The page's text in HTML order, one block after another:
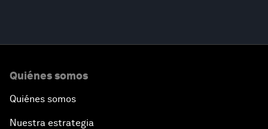
Quiénes somos
Quiénes somos
Nuestra estrategia